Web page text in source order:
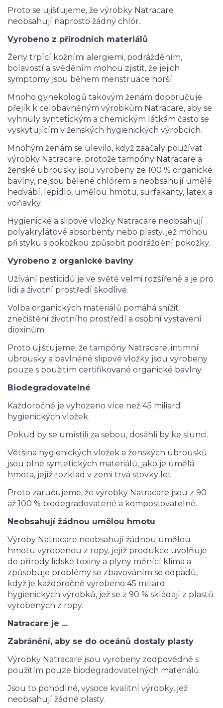
Proto se ujišťujeme, že výrobky Natracare
neobsahují naprosto žádný chlór.
Vyrobeno z přírodních materiálů
Ženy trpící kožními alergiemi, podrážděním,
bolavostí a svěděním mohou zjistit, že jejich
symptomy jsou během menstruace horší.
Mnoho gynekologů takovým ženám doporučuje
přejík k celobavněným výrobkům Natracare, aby se
vyhnuly syntetickým a chemickým látkám často se
vyskytujícím v ženských hygienických výrobcích.
Mnohým ženám se ulevilo, když zaačaly používat
výrobky Natracare, protože tampóny Natracare a
ženské ubrousky jsou vyrobeny ze 100 % organické
bavlny, nejsou bělené chlórem a neobsahují umělé
hedvábí, lepidlo, umělou hmotu, surfakanty, latex a
voňavky.
Hygienické a slipové vložky Natracare neobsahují
polyakrylátové absorbenty nebo plasty, jež mohou
při styku s pokožkou způsobit podráždění pokožky.
Vyrobeno z organické bavlny
Užívání pesticidů je ve světě velmi rozšířené a je pro
lidi a životní prostředí škodlivé.
Volba organických materiálů pomáhá snížit
znečištění životního prostředí a osobní vystavení
dioxinům.
Proto ujišťujeme, že tampóny Natracare, intimní
ubrousky a bavlněné slipové vložky jsou vyrobeny
pouze s použitím certifikované organické bavlny.
Biodegradovatelné
Každoročně je vyhozeno více než 45 miliard
hygienických vložek.
Pokud by se umístili za sebou, dosáhli by ke slunci.
Většina hygienických vložek a ženských ubrousků
jsou plné syntetických materiálů, jako je umělá
hmota, jejíž rozklad v zemi trvá stovky let.
Proto zaručujeme, že výrobky Natracare jsou z 90
až 100 % biodegradovatené a kompostovatelné.
Neobsahují žádnou umělou hmotu
Výroby Natracare neobsahují žádnou umělou
hmotu vyrobenou z ropy, jejíž produkce uvolňuje
do přírody lidské toxiny a plyny měnící klima a
způsobuje problémy se zbavováním se odpadů,
když je každoročně vyrobeno 45 miliard
hygienických výrobků, jež se z 90 % skládají z plastů
vyrobených z ropy.
Natracare je ...
Zabránění, aby se do oceánů dostaly plasty
Výrobky Natracare jsou vyrobeny zodpovědně s
použitím pouze biodegradovatelných materiálů.
Jsou to pohodlné, vysoce kvalitní výrobky, jež
neobsahují žádné plasty.